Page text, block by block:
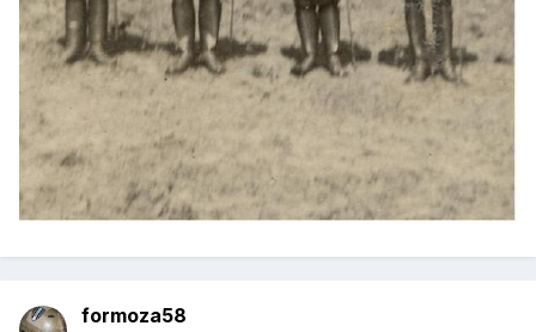
formoza58